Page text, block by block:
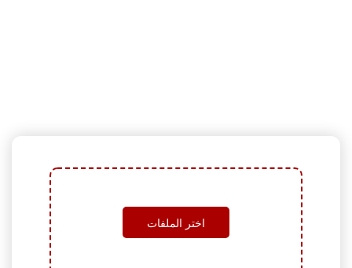
اختر الملفات